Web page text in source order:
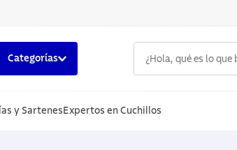
Categorías
y Sartenes Expertos en Cuchillos